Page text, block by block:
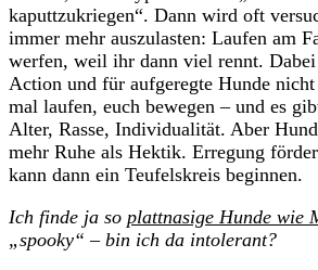
kaputtzukriegen“. Dann wird oft
immer mehr auszulasten: Laufen am
werfen, weil ihr dann viel rennt.
Action und für aufgeregte Hunde
mal laufen, euch bewegen – und es
Alter, Rasse, Individualität. Aber
mehr Ruhe als Hektik. Erregung
kann dann ein Teufelskreis beginnen.
Ich finde ja so plattnasige Hunde wie
„spooky“ – bin ich da intolerant?